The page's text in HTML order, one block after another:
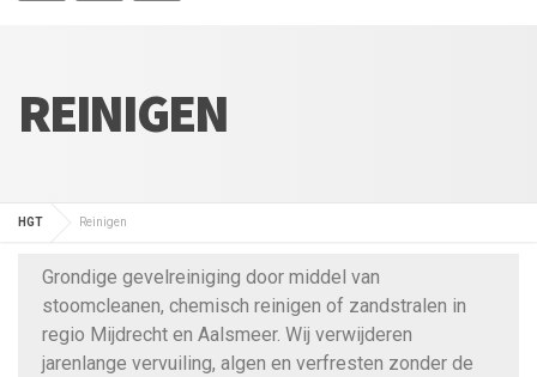
REINIGEN
HGT Reinigen
Grondige gevelreiniging door middel van
stoomcleanen, chemisch reinigen of zandstralen in
regio Mijdrecht en Aalsmeer. Wij verwijderen
jarenlange vervuiling, algen en verfresten zonder de